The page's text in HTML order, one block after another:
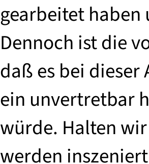
gearbeitet haben
Dennoch ist die
daß es bei
ein unvertretbar
würde. Halten
werden